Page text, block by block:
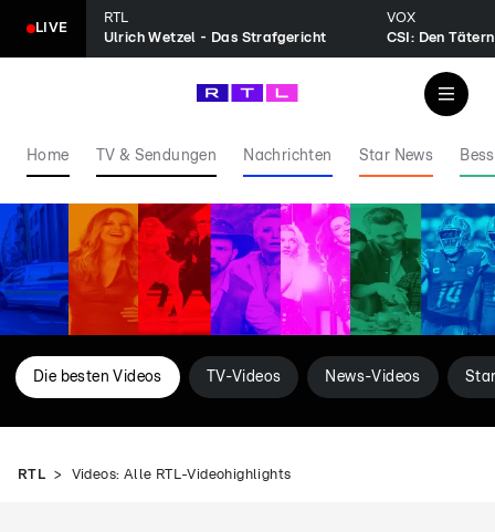
LIVE
RTL
Ulrich Wetzel - Das Strafgericht
VOX
CSI: Den
Home TV & Sendungen Nachrichten Star News
Die besten Videos TV-Videos News-Videos
RTL Videos: Alle RTL-Videohighlights